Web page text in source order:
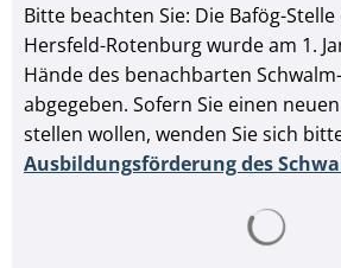
Bitte beachten Sie: Die Bafög-
Hersfeld-Rotenburg wurde am 1.
Hände des benachbarten
abgegeben. Sofern Sie einen
stellen wollen, wenden Sie sich
Ausbildungsförderung des